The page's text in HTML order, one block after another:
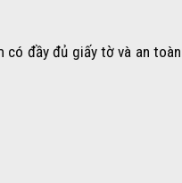
có đầy đủ giấy tờ và an toàn